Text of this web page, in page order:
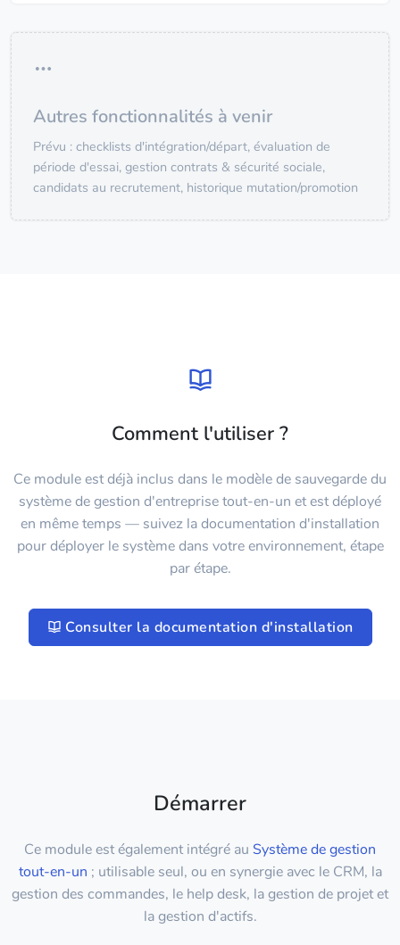
Autres fonctionnalités à venir
Prévu : checklists d'intégration/départ, évaluation de
période d'essai, gestion contrats & sécurité sociale,
candidats au recrutement, historique mutation/promotion
Comment l'utiliser ?
Ce module est déjà inclus dans le modèle de sauvegarde du
système de gestion d'entreprise tout-en-un et est déployé
en même temps — suivez la documentation d'installation
pour déployer le système dans votre environnement, étape
par étape.
Consulter la documentation d'installation
Démarrer
Ce module est également intégré au Système de gestion
tout-en-un ; utilisable seul, ou en synergie avec le CRM, la
gestion des commandes, le help desk, la gestion de projet et
la gestion d'actifs.